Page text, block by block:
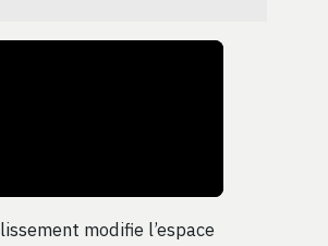
modifie l’espace